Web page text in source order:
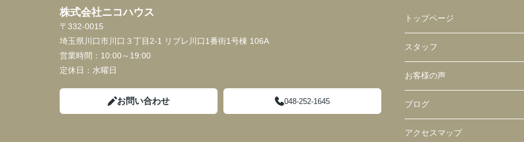
株式会社ニコハウス
〒332-0015
埼玉県川口市川口３丁目2-1 リプレ川口1番街1号棟 106A
営業時間： 10:00～19:00
定休日： 水曜日
お問い合わせ 048-252-1645
トップページ
スタッフ
お客様の声
ブログ
アクセスマップ